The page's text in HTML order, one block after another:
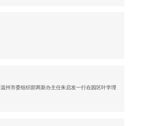
温州市委组织部两新办主任朱启发一行在园区叶学理